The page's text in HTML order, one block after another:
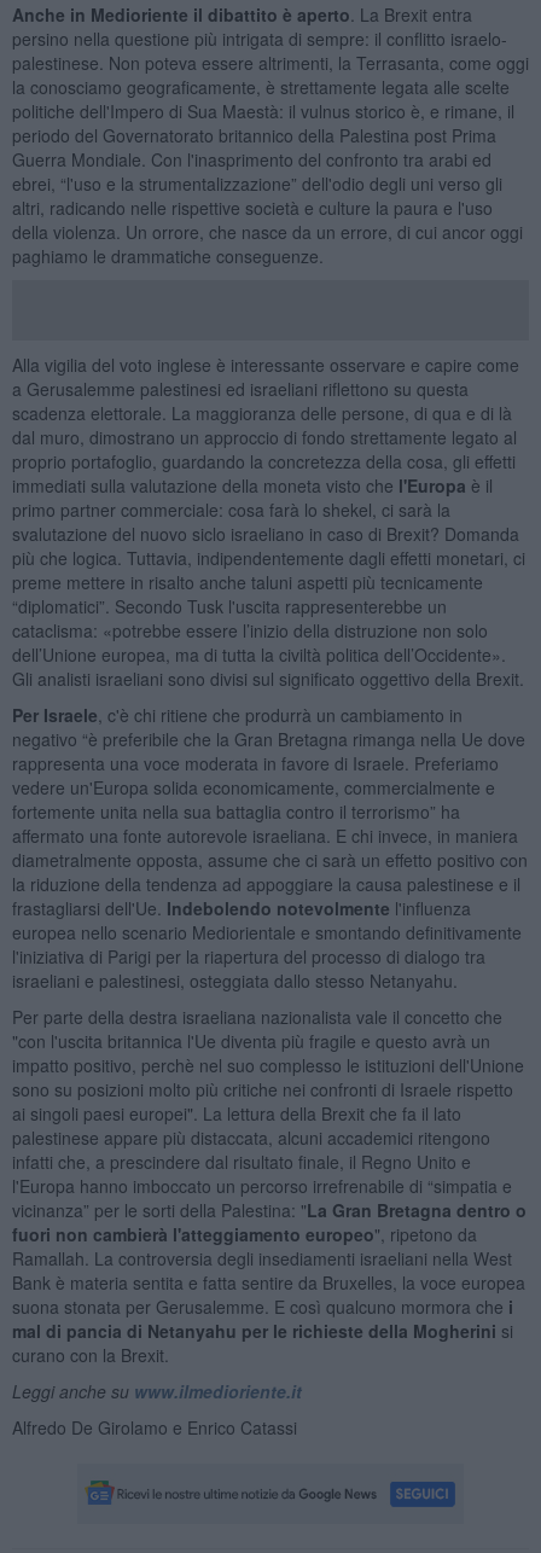
Anche in Medioriente il dibattito è aperto . La Brexit entra
persino nella questione più intrigata di sempre: il conflitto israelo-
palestinese. Non poteva essere altrimenti, la Terrasanta, come oggi
la conosciamo geograficamente, è strettamente legata alle scelte
politiche dell'Impero di Sua Maestà: il vulnus storico è, e rimane, il
periodo del Governatorato britannico della Palestina post Prima
Guerra Mondiale. Con l'inasprimento del confronto tra arabi ed
ebrei, “l'uso e la strumentalizzazione” dell'odio degli uni verso gli
altri, radicando nelle rispettive società e culture la paura e l'uso
della violenza. Un orrore, che nasce da un errore, di cui ancor oggi
paghiamo le drammatiche conseguenze.
Alla vigilia del voto inglese è interessante osservare e capire come
a Gerusalemme palestinesi ed israeliani riflettono su questa
scadenza elettorale. La maggioranza delle persone, di qua e di là
dal muro, dimostrano un approccio di fondo strettamente legato al
proprio portafoglio, guardando la concretezza della cosa, gli effetti
immediati sulla valutazione della moneta visto che l'Europa è il
primo partner commerciale: cosa farà lo shekel, ci sarà la
svalutazione del nuovo siclo israeliano in caso di Brexit? Domanda
più che logica. Tuttavia, indipendentemente dagli effetti monetari, ci
preme mettere in risalto anche taluni aspetti più tecnicamente
“diplomatici”. Secondo Tusk l'uscita rappresenterebbe un
cataclisma: «potrebbe essere l’inizio della distruzione non solo
dell’Unione europea, ma di tutta la civiltà politica dell’Occidente».
Gli analisti israeliani sono divisi sul significato oggettivo della Brexit.
Per Israele , c'è chi ritiene che produrrà un cambiamento in
negativo “è preferibile che la Gran Bretagna rimanga nella Ue dove
rappresenta una voce moderata in favore di Israele. Preferiamo
vedere un'Europa solida economicamente, commercialmente e
fortemente unita nella sua battaglia contro il terrorismo” ha
affermato una fonte autorevole israeliana. E chi invece, in maniera
diametralmente opposta, assume che ci sarà un effetto positivo con
la riduzione della tendenza ad appoggiare la causa palestinese e il
frastagliarsi dell'Ue. Indebolendo notevolmente l'influenza
europea nello scenario Mediorientale e smontando definitivamente
l'iniziativa di Parigi per la riapertura del processo di dialogo tra
israeliani e palestinesi, osteggiata dallo stesso Netanyahu.
Per parte della destra israeliana nazionalista vale il concetto che
"con l'uscita britannica l'Ue diventa più fragile e questo avrà un
impatto positivo, perchè nel suo complesso le istituzioni dell'Unione
sono su posizioni molto più critiche nei confronti di Israele rispetto
ai singoli paesi europei". La lettura della Brexit che fa il lato
palestinese appare più distaccata, alcuni accademici ritengono
infatti che, a prescindere dal risultato finale, il Regno Unito e
l'Europa hanno imboccato un percorso irrefrenabile di “simpatia e
vicinanza” per le sorti della Palestina: "La Gran Bretagna dentro o
fuori non cambierà l'atteggiamento europeo", ripetono da
Ramallah. La controversia degli insediamenti israeliani nella West
Bank è materia sentita e fatta sentire da Bruxelles, la voce europea
suona stonata per Gerusalemme. E così qualcuno mormora che i
mal di pancia di Netanyahu per le richieste della Mogherini si
curano con la Brexit.
Leggi anche su www.ilmedioriente.it
Alfredo De Girolamo e Enrico Catassi